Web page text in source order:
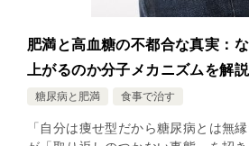
肥満と高血糖の不都合な真実：
上がるのか分子メカニズムを解説
糖尿病と肥満 食事で治す
「自分は痩せ型だから糖尿病とは